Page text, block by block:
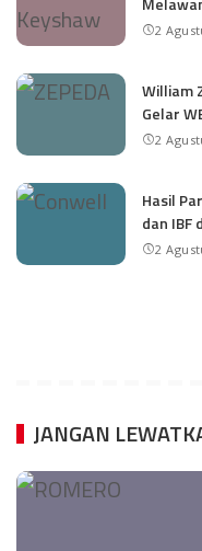
2
William
Gelar
2
Hasil
dan IBF
2
JANGAN